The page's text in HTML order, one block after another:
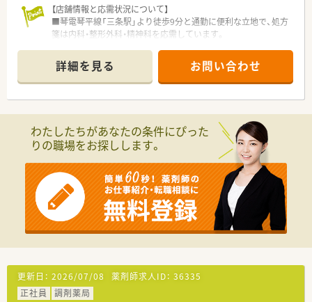
※日本の平均有給取得率：56.6％
■担当マネージャーが各メンバーの割り当て数や
コンディションを可視化しており、
偏りがないようにバランスを取っております。
■在宅勤務制度も推進しています。
リモートで可能な業務は自宅や
サテライトオフィス等で行っていただいております。
■時短勤務制度や、小学校就学中まで
1時間単位で有給取得が出来る
ケアリーブ制度など制度も充実しています。
■ホワイト500・えるぼし最高評価など、
外部機関からの評価も高く、
従業員の能力が発揮できる環境を整えています。
＜こんな方にもオススメ＞
■福利厚生も充実している企業で働きたい方
■他職種の方との連携をとって働きたい方
等々…
少しでもご興味をお持ち頂ける方はご相談ください！
【店舗情報と応需状況について】
■琴電琴平線「三条駅」より徒歩9分と通勤に便利な立地で、処方
箋は内科・整形外科・精神科を応需しています。
とりをもって業務に取り組める環境です。
■珍しい漢方煎じ器を4台備えており、漢方相談にも注力してい
るため専門性の高い業務経験が積めます。
■内科・整形外科・精神科の処方箋に基づいた調剤・監査・服薬指
導といった一連の業務を担当します。
■珍しい漢方煎じ器を用いた漢方薬の調剤や、服薬方法・飲み合
■最新の調剤設備や薬歴システム（グーコ）を活用しながら効率
的かつ正確な業務遂行が期待されます。
【こんな取り組みをしています】
■健康サポート薬剤師や専門薬剤師など、各種資格取得にかかる
費用を全額会社が補助しています。
■お子様からご高齢の方まで誰もが利用しやすいよう、広めのバ
■社内メンバー間の円滑なコミュニケーションのため、ビジネス
チャットツールのLINE WORKSを導入しています。
詳細を見る お問い合わせ
わたしたちがあなたの条件にぴった
りの職場をお探しします。
更新日： 2026/07/08 薬剤師求人ID： 36335
正社員
調剤薬局